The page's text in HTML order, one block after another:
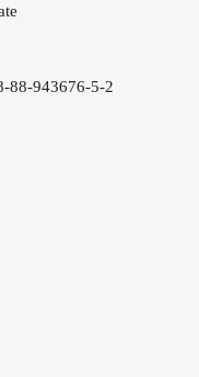
88-943676-5-2